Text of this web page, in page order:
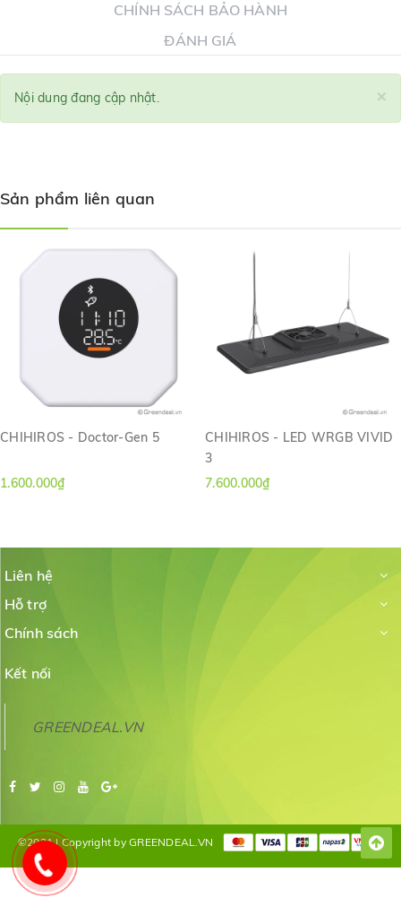
CHÍNH SÁCH BẢO HÀNH
ĐÁNH GIÁ
×
Nội dung đang cập nhật.
Sản phẩm liên quan
CHIHIROS - Doctor-Gen 5
1.600.000₫
CHIHIROS - LED WRGB VIVID
3
7.600.000₫
Liên hệ
Hỗ trợ
Chính sách
Kết nối
GREENDEAL.VN
©2021 | Copyright by GREENDEAL.VN